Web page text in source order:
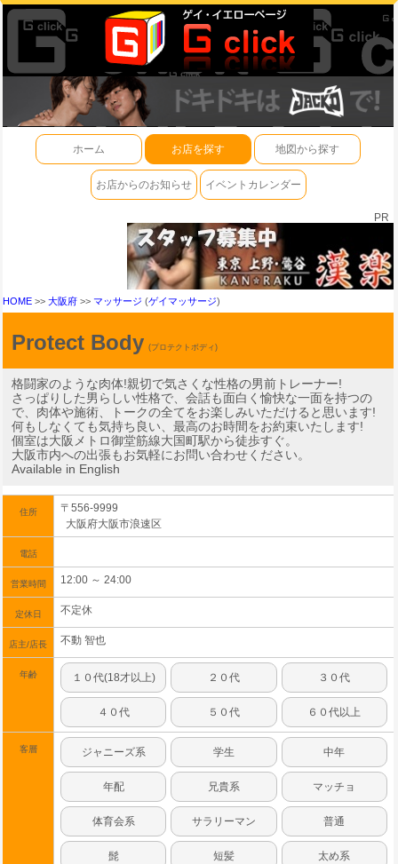
ホーム お店を探す 地図から探す
お店からのお知らせ イベントカレンダー
PR
HOME >> 大阪府 >> マッサージ (ゲイマッサージ)
Protect Body (プロテクトボディ)
格闘家のような肉体!親切で気さくな性格の男前トレーナー!
さっぱりした男らしい性格で、会話も面白く愉快な一面を持つの
で、肉体や施術、トークの全てをお楽しみいただけると思います!
何もしなくても気持ち良い、最高のお時間をお約束いたします!
個室は大阪メトロ御堂筋線大国町駅から徒歩すぐ。
大阪市内への出張もお気軽にお問い合わせください。
Available in English
住所
〒556-9999
大阪府大阪市浪速区
電話
営業時間 12:00 ～ 24:00
定休日 不定休
店主/店長 不動 智也
年齢 １０代(18才以上) ２０代 ３０代
４０代 ５０代 ６０代以上
客層 ジャニーズ系 学生 中年
年配 兄貴系 マッチョ
体育会系 サラリーマン 普通
髭 短髪 太め系